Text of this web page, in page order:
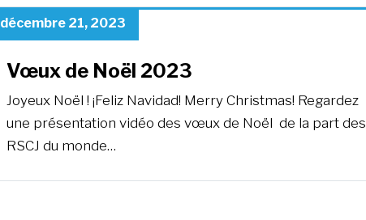
décembre 21, 2023
Vœux de Noël 2023
Joyeux Noël ! ¡Feliz Navidad! Merry Christmas! Regardez
une présentation vidéo des vœux de Noël de la part des
RSCJ du monde…